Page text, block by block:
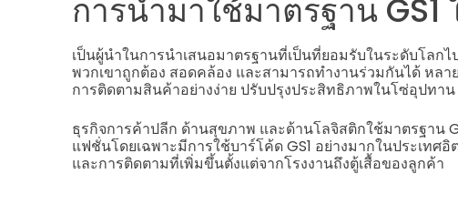
การนำมาใช้มาตรฐาน GS1
เป็นผู้นำในการนำเสนอมาตรฐานที่เป็นที่ยอมรับในระดับโลกไ
พวกเขาถูกต้อง สอดคล้อง และสามารถทำงานร่วมกันได้ หลา
การติดตามสินค้าอย่างง่าย ปรับปรุงประสิทธิภาพในโซ่อุปทา
ธุรกิจการค้าปลีก ด้านสุขภาพ และด้านโลจิสติกใช้มาตรฐาน
แฟชั่นโดยเฉพาะมีการใช้บาร์โค้ด GS1 อย่างมากในประเทศ
และการติดตามที่เพิ่มขึ้นตั้งแต่จากโรงงานถึงตู้เสื้อของลูกค้า